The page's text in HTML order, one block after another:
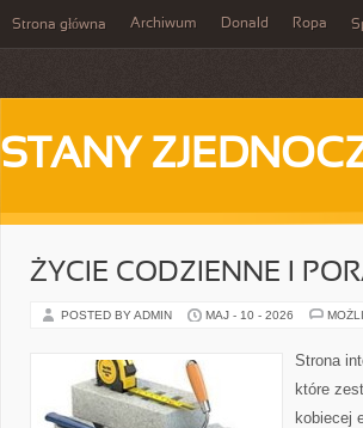
Strona główna Archiwum Donald Ropa
STANY
ŻYCIE CODZIENNE I
POSTED BY ADMIN MAJ - 10 - 2026
Strona
które
kobiecej